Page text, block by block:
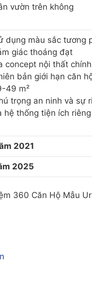
vườn trên không
dụng màu sắc tương
giác thoáng đạt
concept nội thất
bản giới hạn căn
49 m²
trọng an ninh và sự
hệ thống tiện ích
2021
2025
360 Căn Hộ Mẫu